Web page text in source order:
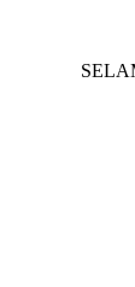
SELAMAT